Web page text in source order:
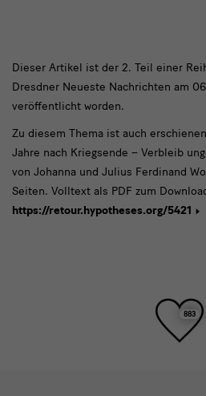
Dieser
Artikel
Dieser Artikel ist der 2. Teil einer
Dresdner Neueste Nachrichten am
veröffentlicht worden.
Zu diesem Thema ist auch
Jahre nach Kriegsende – Verbleib
von Johanna und Julius Ferdinand
Seiten. Volltext als PDF zum
https://retour.hypotheses.org/5421
883